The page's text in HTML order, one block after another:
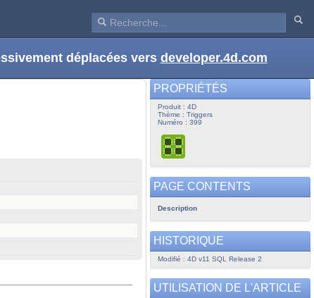
déplacées vers developer.4d.com
PROPRIÉTÉS
Produit : 4D
Thème : Triggers
Numéro : 399
PAGE CONTENTS
Description
HISTORIQUE
Modifié : 4D v11 SQL Release 2
UTILISATION DE L'ARTICLE